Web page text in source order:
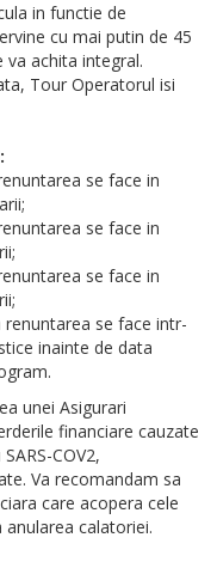
in functie de
cu mai putin de 45
va achita integral.
Tour Operatorul isi
se face in
se face in
se face in
se face intr-
inainte de data
unei Asigurari
financiare cauzate
COV2,
Va recomandam sa
care acopera cele
calatoriei.